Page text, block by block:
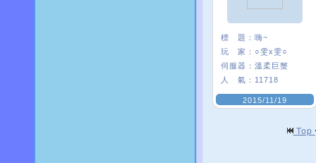
標 題： 嗨~
玩 家： ○雯x雯○
伺服器： 溫柔巨蟹
人 氣： 11718
2015/11/19
Top